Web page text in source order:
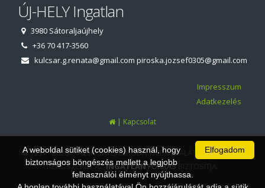
ÚJ-HELY Ingatlan
3980 Sátoraljaújhely
+36 70 417-3560
kulcsar.g.renata@gmail.com piroska.jozsef0305@gmail.com
Impresszum
Adatkezelés
| Kapcsolat
© 1997 - 2026 AZ INGATLANIRODA WEBOLDALÁT ÉS ÜGYVITELI
RENDSZERÉT AZINGATLANFORRÁSBIZTOSÍTJA.
Elfogadom
A weboldal sütiket (cookies) használ, hogy
biztonságos böngészés mellett a legjobb
felhasználói élményt nyújthassa.